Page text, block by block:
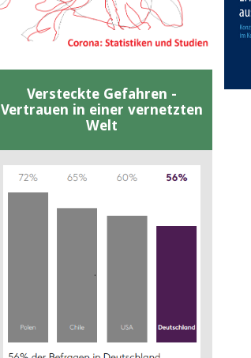
Versteckte Gefahren -
Vertrauen in einer vernetzten
Welt